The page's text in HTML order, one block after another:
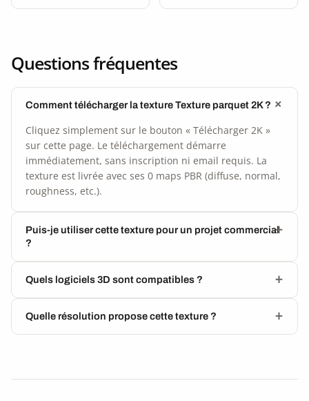
Questions fréquentes
Comment télécharger la texture Texture parquet 2K ?
Cliquez simplement sur le bouton « Télécharger 2K »
sur cette page. Le téléchargement démarre
immédiatement, sans inscription ni email requis. La
texture est livrée avec ses 0 maps PBR (diffuse, normal,
roughness, etc.).
Puis-je utiliser cette texture pour un projet commercial
?
Quels logiciels 3D sont compatibles ?
Quelle résolution propose cette texture ?